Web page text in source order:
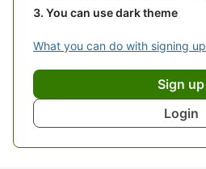
You can use dark theme
What you can do with signing up
Sign up
Login